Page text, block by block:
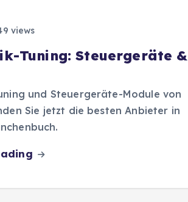
views
Tuning: Steuergeräte &
und Steuergeräte-Module von
Sie jetzt die besten Anbieter in